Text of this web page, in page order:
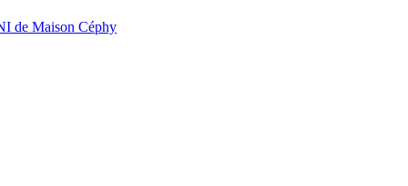
de Maison Céphy